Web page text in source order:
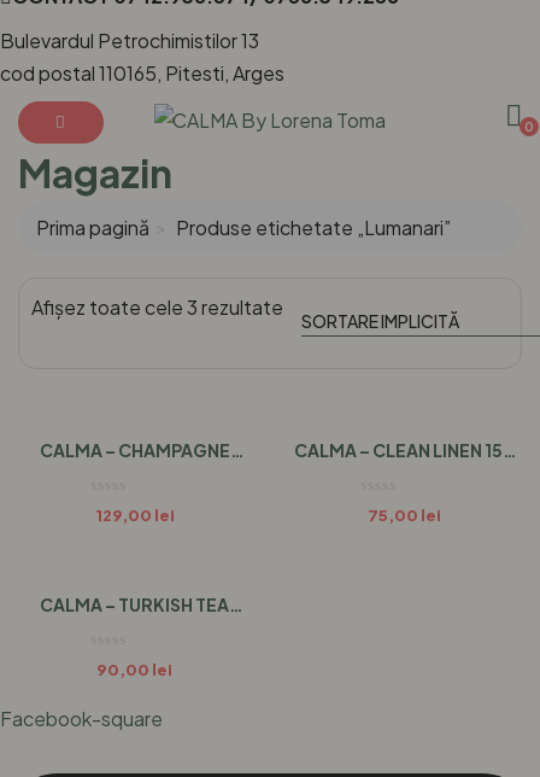
Bulevardul Petrochimistilor 13
cod postal 110165, Pitesti, Arges
0
Magazin
Prima pagină Produse etichetate „Lumanari”
Afișez toate cele 3 rezultate
CALMA – CHAMPAGNE
129,00 lei
CALMA – CLEAN LINEN 150
75,00 lei
CALMA – TURKISH TEA
90,00 lei
Facebook-square